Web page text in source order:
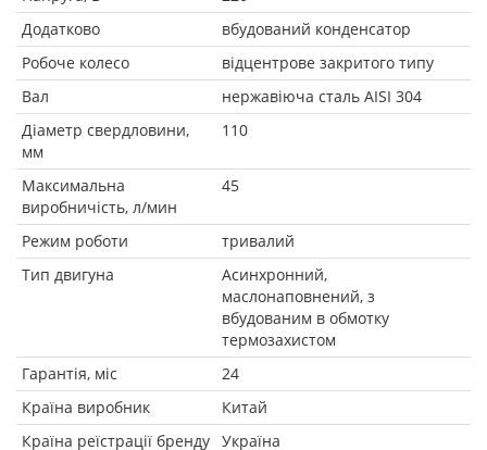
Додатково
вбудований конденсатор
Робоче колесо
відцентрове закритого типу
Вал
нержавіюча сталь AISI 304
Діаметр свердловини,
мм
110
Максимальна
виробничість, л/мин
45
Режим роботи
тривалий
Тип двигуна
Асинхронний,
маслонаповнений, з
вбудованим в обмотку
термозахистом
Гарантія, міс
24
Країна виробник
Китай
Країна реїстрації бренду Україна